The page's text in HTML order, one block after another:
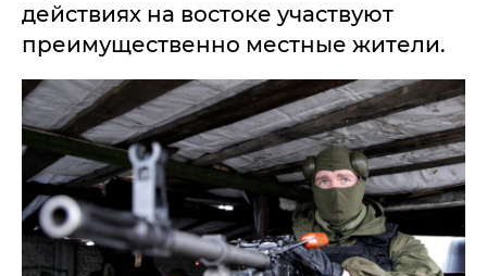
действиях на востоке участвуют
преимущественно местные жители.